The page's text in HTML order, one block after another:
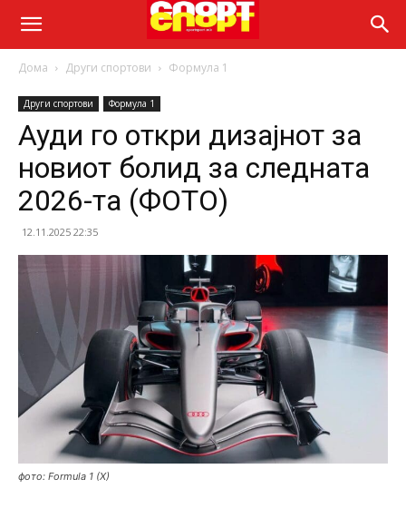
Дома Други спортови Формула 1
Други спортови Формула 1
Ауди го откри дизајнот за
новиот болид за следната
2026-та (ФОТО)
12.11.2025 22:35
фото: Formula 1 (X)